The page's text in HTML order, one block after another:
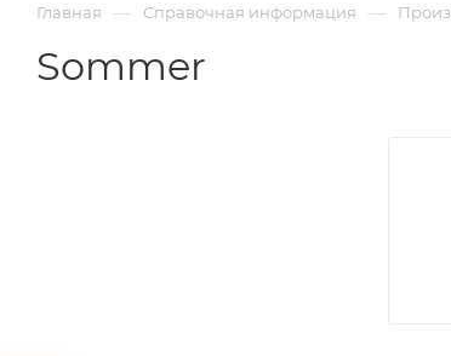
Главная — Справочная информация —
Sommer